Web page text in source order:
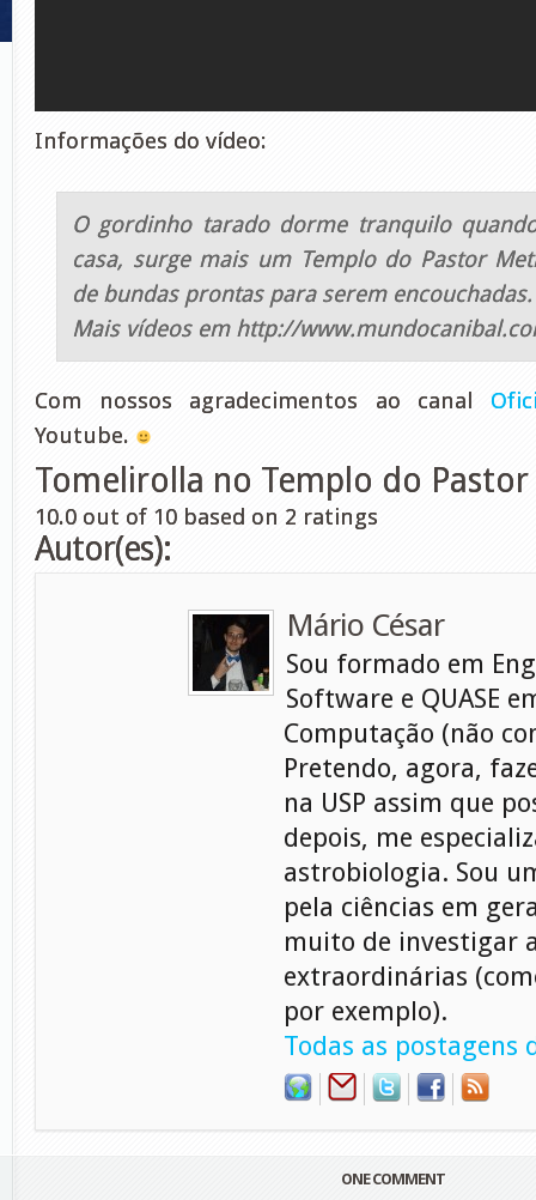
Informações do vídeo:
O gordinho tarado dorme tranquilo
casa, surge mais um Templo do Pastor
de bundas prontas para serem encouchadas.
Mais vídeos em http://
Com nossos agradecimentos ao canal
Youtube.
Tomelirolla no Templo do
10.0 out of 10 based on 2 ratings
Autor(es):
Mário César
Sou formado em
Software e QUASE
Computação (não
Pretendo, agora,
na USP assim que
depois, me
astrobiologia. Sou
pela ciências em
muito de investigar
extraordinárias
por exemplo).
Todas as postagens
ONE COMMENT